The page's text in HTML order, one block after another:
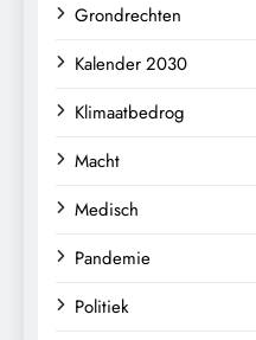
Grondrechten
Kalender 2030
Klimaatbedrog
Macht
Medisch
Pandemie
Politiek